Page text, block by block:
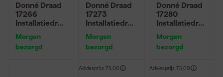
Donné Draad
17266
Installatiedraa
100m x
1,5mm²
Morgen
bezorgd
Donné Draad
17273
Installatiedraa
100m x
2,5mm²
Morgen
bezorgd
Adviesprijs 75,00
Donné Draad
17280
Installatiedraa
100m x
2,5mm²
Morgen
bezorgd
Adviesprijs 75,00